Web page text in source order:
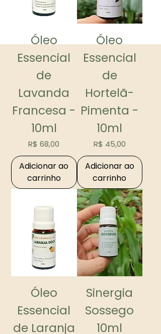
Óleo
Essencial
de
Lavanda
Francesa -
10ml
Preço
R$ 68,00
Adicionar ao
carrinho
Óleo
Essencial
de
Hortelã-
Pimenta -
10ml
Preço
R$ 45,00
Adicionar ao
carrinho
Óleo
Essencial
de Laranja
Sinergia
Sossego
10ml